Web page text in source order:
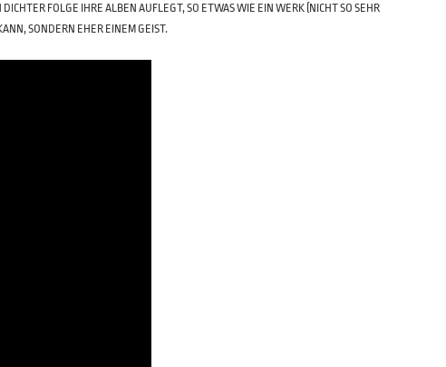
FOLGE IHRE ALBEN AUFLEGT, SO ETWAS WIE EIN WERK (NICHT SO SEHR E
SONDERN EHER EINEM GEIST.